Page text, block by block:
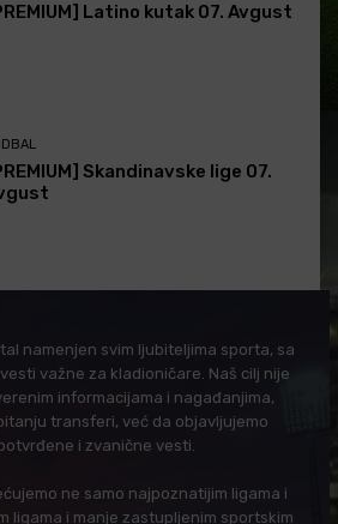
Latino kutak 07. Avgust
Skandinavske lige 07.
namenjen svim ljubiteljima sporta, sa
važne za kladioničare. Naš cilj nije
informacijama i nagađanjima,
transferi, već da objavljujemo
i zvanične vesti.
ne samo najpoznatijim ligama i
ligama i manje zastupljenim sportskim